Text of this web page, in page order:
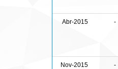
Abr-2015 -
Nov-2015 -